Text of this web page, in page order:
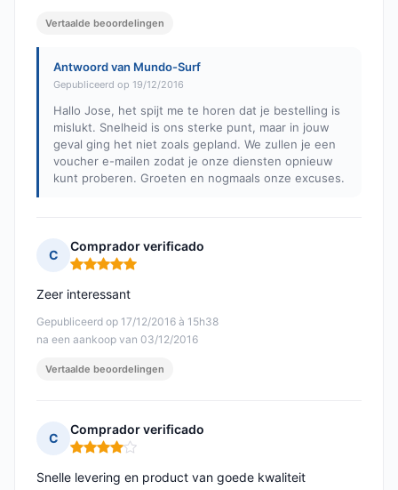
Vertaalde beoordelingen
Antwoord van Mundo-Surf
Gepubliceerd op 19/12/2016
Hallo Jose, het spijt me te horen dat je bestelling is
mislukt. Snelheid is ons sterke punt, maar in jouw
geval ging het niet zoals gepland. We zullen je een
voucher e-mailen zodat je onze diensten opnieuw
kunt proberen. Groeten en nogmaals onze excuses.
C
Comprador verificado
Opmerking: 5 van 5
Gepubliceerd op 17/12/2016 à 15h38
na een aankoop van 03/12/2016
Zeer interessant
Vertaalde beoordelingen
C
Comprador verificado
Opmerking: 4 van 5
Snelle levering en product van goede kwaliteit